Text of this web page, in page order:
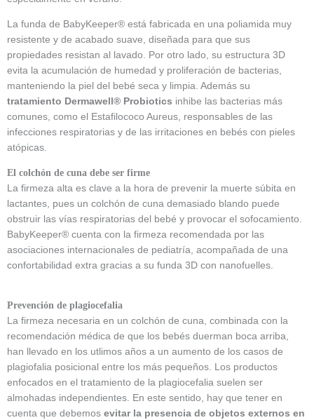
La funda de BabyKeeper® está fabricada en una poliamida muy
resistente y de acabado suave, diseñada para que sus
propiedades resistan al lavado. Por otro lado, su estructura 3D
evita la acumulación de humedad y proliferación de bacterias,
manteniendo la piel del bebé seca y limpia. Además su
tratamiento Dermawell® Probiotics inhibe las bacterias más
comunes, como el Estafilococo Aureus, responsables de las
infecciones respiratorias y de las irritaciones en bebés con pieles
atópicas.
El colchón de cuna debe ser firme
La firmeza alta es clave a la hora de prevenir la muerte súbita en
lactantes, pues un colchón de cuna demasiado blando puede
obstruir las vías respiratorias del bebé y provocar el sofocamiento.
BabyKeeper® cuenta con la firmeza recomendada por las
asociaciones internacionales de pediatría, acompañada de una
confortabilidad extra gracias a su funda 3D con nanofuelles.
Prevención de plagiocefalia
La firmeza necesaria en un colchón de cuna, combinada con la
recomendación médica de que los bebés duerman boca arriba,
han llevado en los utlimos años a un aumento de los casos de
plagiofalia posicional entre los más pequeños. Los productos
enfocados en el tratamiento de la plagiocefalia suelen ser
almohadas independientes. En este sentido, hay que tener en
cuenta que debemos evitar la presencia de objetos externos en